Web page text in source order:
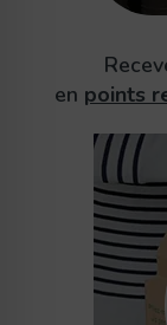
en points